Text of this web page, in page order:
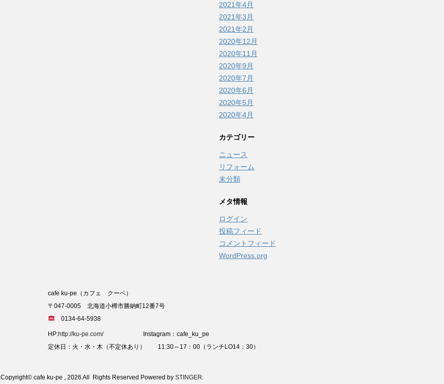
2021年4月
2021年3月
2021年2月
2020年12月
2020年11月
2020年9月
2020年7月
2020年6月
2020年5月
2020年4月
カテゴリー
ニュース
リフォーム
未分類
メタ情報
ログイン
投稿フィード
コメントフィード
WordPress.org
cafe ku-pe（カフェ クーペ）
〒047-0005 北海道小樽市勝納町12番7号
0134-64-5938
HP:http://ku-pe.com/
Instagram：cafe_ku_pe
定休日：火・水・木（不定休あり） 11:30～17：00（ランチLO14：30）
Copyright© cafe ku-pe , 2026 All Rights Reserved Powered by STINGER.